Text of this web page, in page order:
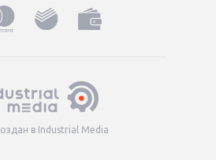
в Industrial Media